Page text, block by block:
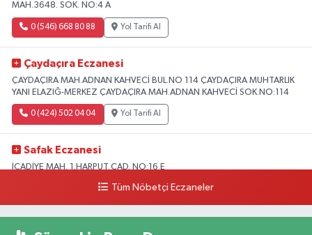
MAH.3648. SOK. NO:4 A
0 (546) 668 80 88 Yol Tarifi Al
Çaydaçıra Eczanesi
ÇAYDAÇIRA MAH.ADNAN KAHVECİ BUL.NO 114 ÇAYDAÇIRA MUHTARLIK
YANI ELAZIĞ-MERKEZ ÇAYDAÇIRA MAH.ADNAN KAHVECİ SOK.NO:114
0 (424) 502 04 04 Yol Tarifi Al
Safak Eczanesi
İCADİYE MAH. 1.HARPUT CAD. NO:16 E
Yol Tarifi Al
Tüm Nöbetçi Eczaneler